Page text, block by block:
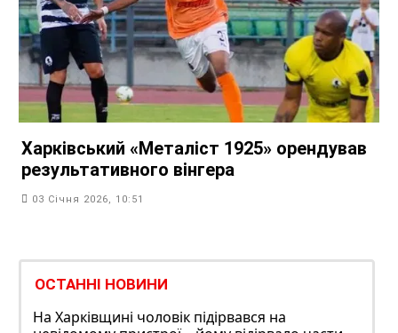
Харківський «Металіст 1925» орендував
результативного вінгера
03 Січня 2026, 10:51
ОСТАННІ НОВИНИ
На Харківщині чоловік підірвався на